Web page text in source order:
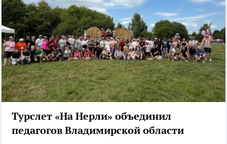
Турслет «На Нерли» объединил
педагогов Владимирской области